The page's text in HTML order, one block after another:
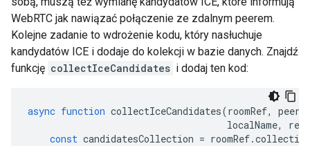
WebRTC jak nawiązać połączenie ze zdalnym peerem.
Kolejne zadanie to wdrożenie kodu, który nasłuchuje
kandydatów ICE i dodaje do kolekcji w bazie danych. Znajdź
funkcję collectIceCandidates i dodaj ten kod:
async function collectIceCandidates(roomRef,
localName,
const candidatesCollection = roomRef.collection